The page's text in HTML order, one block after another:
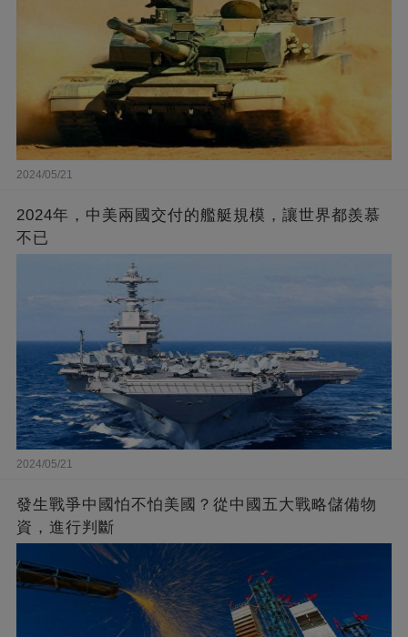
2024/05/21
2024年，中美兩國交付的艦艇規模，讓世界都羨慕
不已
2024/05/21
發生戰爭中國怕不怕美國？從中國五大戰略儲備物
資，進行判斷